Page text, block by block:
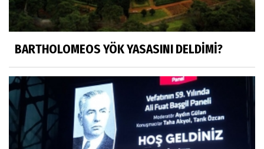
Prof. Dr. Nevzat Gözaydın
"Bir gecede millet cahil kaldı Alfabemiz
Sosyal medya
Gönenli Mehmet efendi kıssalarından biri
RIZK
Arşiv haberlerimiz
BARTHOLOMEOS YÖK YASASINI DELDİMİ?